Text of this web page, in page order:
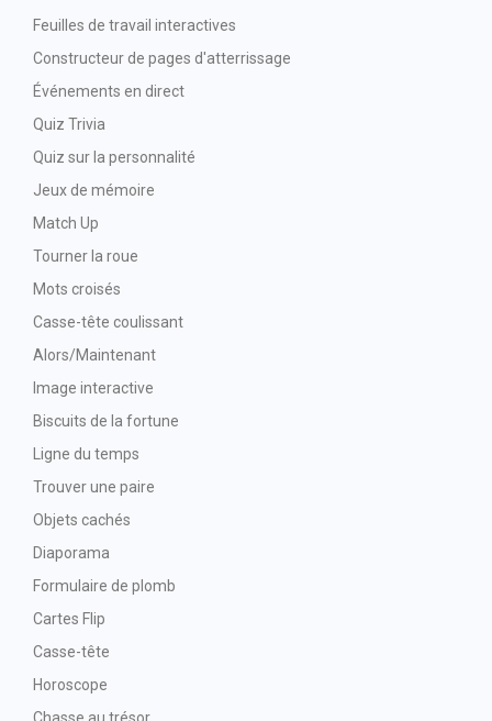
Feuilles de travail interactives
Constructeur de pages d'atterrissage
Événements en direct
Quiz Trivia
Quiz sur la personnalité
Jeux de mémoire
Match Up
Tourner la roue
Mots croisés
Casse-tête coulissant
Alors/Maintenant
Image interactive
Biscuits de la fortune
Ligne du temps
Trouver une paire
Objets cachés
Diaporama
Formulaire de plomb
Cartes Flip
Casse-tête
Horoscope